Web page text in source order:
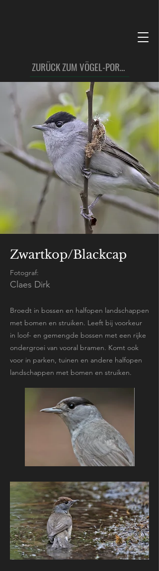
Zwartkop/Blackcap
Fotograf:
Claes Dirk
Broedt in bossen en halfopen landschappen
met bomen en struiken. Leeft bij voorkeur
in loof- en gemengde bossen met een rijke
ondergroei van vooral bramen. Komt ook
voor in parken, tuinen en andere halfopen
landschappen met bomen en struiken.